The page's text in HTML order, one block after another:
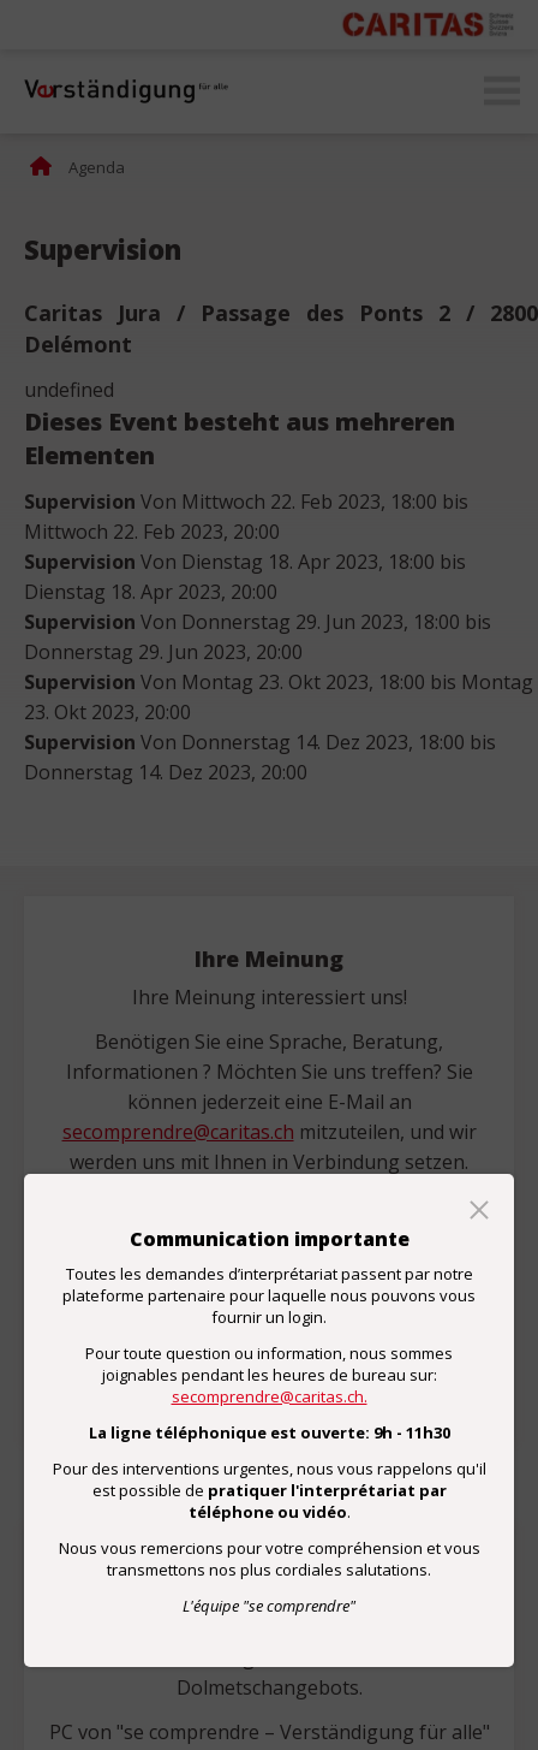
Communication importante
Toutes les demandes d’interprétariat passent par notre
plateforme partenaire pour laquelle nous pouvons vous
fournir un login.
Pour toute question ou information, nous sommes
joignables pendant les heures de bureau sur:
secomprendre@caritas.ch.
La ligne téléphonique est ouverte: 9h - 11h30
Pour des interventions urgentes, nous vous rappelons qu'il
est possible de pratiquer l'interprétariat par
téléphone ou vidéo.
Nous vous remercions pour votre compréhension et vous
transmettons nos plus cordiales salutations.
L'équipe "se comprendre"
Agenda
Supervision
Caritas Jura / Passage des Ponts 2 / 2800
Delémont
undefined
Dieses Event besteht aus mehreren
Elementen
Supervision Von Mittwoch 22. Feb 2023, 18:00 bis
Mittwoch 22. Feb 2023, 20:00
Supervision Von Dienstag 18. Apr 2023, 18:00 bis
Dienstag 18. Apr 2023, 20:00
Supervision Von Donnerstag 29. Jun 2023, 18:00 bis
Donnerstag 29. Jun 2023, 20:00
Supervision Von Montag 23. Okt 2023, 18:00 bis Montag
23. Okt 2023, 20:00
Supervision Von Donnerstag 14. Dez 2023, 18:00 bis
Donnerstag 14. Dez 2023, 20:00
Ihre Meinung
Ihre Meinung interessiert uns!
Benötigen Sie eine Sprache, Beratung,
Informationen ? Möchten Sie uns treffen? Sie
können jederzeit eine E-Mail an
secomprendre@caritas.ch mitzuteilen, und wir
werden uns mit Ihnen in Verbindung setzen.
In wenigen Minuten können Sie auch unsere
Zufriedenheitsumfrage ausfüllen.
Zufriedenheitsumfrage
Spenden
Dolmetschangebots.
PC von "se comprendre – Verständigung für alle"